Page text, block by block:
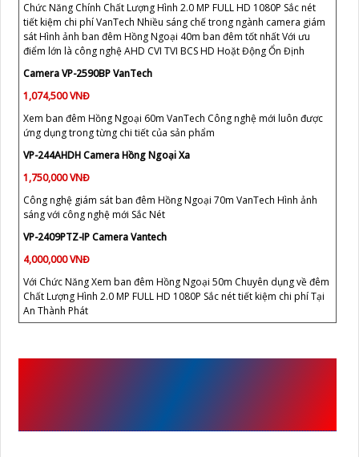
Chức Năng Chính Chất Lượng Hình 2.0 MP FULL HD 1080P Sắc nét
tiết kiệm chi phí VanTech Nhiều sáng chế trong ngành camera giám
sát Hình ảnh ban đêm Hồng Ngoại 40m ban đêm tốt nhất Với ưu
điểm lớn là công nghệ AHD CVI TVI BCS HD Hoặt Động Ổn Định
Camera VP-2590BP VanTech
1,074,500 VNĐ
Xem ban đêm Hồng Ngoại 60m VanTech Công nghệ mới luôn được
ứng dụng trong từng chi tiết của sản phẩm
VP-244AHDH Camera Hồng Ngoại Xa
1,750,000 VNĐ
Công nghệ giám sát ban đêm Hồng Ngoại 70m VanTech Hình ảnh
sáng với công nghệ mới Sắc Nét
VP-2409PTZ-IP Camera Vantech
4,000,000 VNĐ
Với Chức Năng Xem ban đêm Hồng Ngoại 50m Chuyên dụng về đêm
Chất Lượng Hình 2.0 MP FULL HD 1080P Sắc nét tiết kiệm chi phí Tại
An Thành Phát